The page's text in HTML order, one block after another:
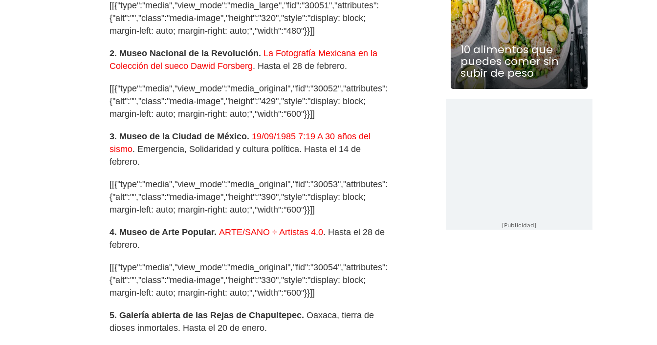
[[{"type":"media","view_mode":"media_large","fid":"30051","attributes":
{"alt":"","class":"media-image","height":"320","style":"display: block;
margin-left: auto; margin-right: auto;","width":"480"}}]]
2. Museo Nacional de la Revolución. La Fotografía Mexicana en la
Colección del sueco Dawid Forsberg. Hasta el 28 de febrero.
[[{"type":"media","view_mode":"media_original","fid":"30052","attributes":
{"alt":"","class":"media-image","height":"429","style":"display: block;
margin-left: auto; margin-right: auto;","width":"600"}}]]
3. Museo de la Ciudad de México. 19/09/1985 7:19 A 30 años del
sismo. Emergencia, Solidaridad y cultura política. Hasta el 14 de
febrero.
[[{"type":"media","view_mode":"media_original","fid":"30053","attributes":
{"alt":"","class":"media-image","height":"390","style":"display: block;
margin-left: auto; margin-right: auto;","width":"600"}}]]
4. Museo de Arte Popular. ARTE/SANO ÷ Artistas 4.0. Hasta el 28 de
febrero.
[[{"type":"media","view_mode":"media_original","fid":"30054","attributes":
{"alt":"","class":"media-image","height":"330","style":"display: block;
margin-left: auto; margin-right: auto;","width":"600"}}]]
5. Galería abierta de las Rejas de Chapultepec. Oaxaca, tierra de
dioses inmortales. Hasta el 20 de enero.
10 alimentos que
puedes comer sin
subir de peso
[Publicidad]